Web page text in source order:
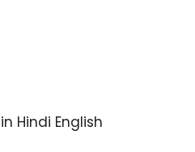
Hindi English